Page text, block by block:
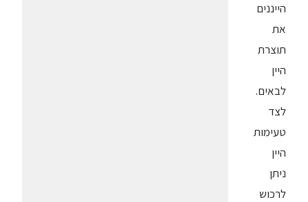
הייננים
את
תוצרת
היין
לבאים.
לצד
טעימות
היין
ניתן
לרכוש